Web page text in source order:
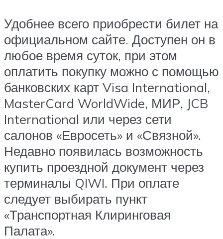
Удобнее всего приобрести билет на
официальном сайте. Доступен он в
любое время суток, при этом
оплатить покупку можно с помощью
банковских карт Visa International,
MasterCard WorldWide, МИР, JCB
International или через сети
салонов «Евросеть» и «Связной».
Недавно появилась возможность
купить проездной документ через
терминалы QIWI. При оплате
следует выбирать пункт
«Транспортная Клиринговая
Палата».